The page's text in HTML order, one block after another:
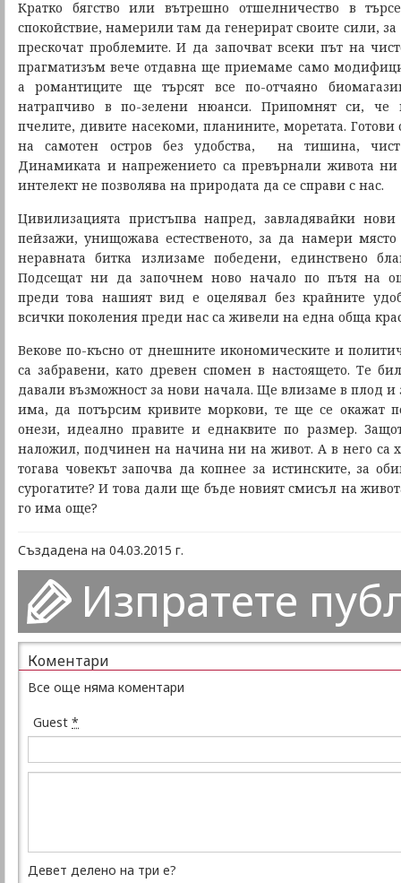
Кратко бягство или вътрешно отшелничество в
спокойствие, намерили там да генерират своите сили,
прескочат проблемите. И да започват всеки път на
прагматизъм вече отдавна ще приемаме само
а романтиците ще търсят все по-отчаяно
натрапчиво в по-зелени нюанси. Припомнят си, че
пчелите, дивите насекоми, планините, моретата. Готови
на самотен остров без удобства, на тишина,
Динамиката и напрежението са превърнали живота
интелект не позволява на природата да се справи с нас.
Цивилизацията пристъпва напред, завладявайки
пейзажи, унищожава естественото, за да намери
неравната битка излизаме победени, единствено
Подсещат ни да започнем ново начало по пътя на
преди това нашият вид е оцелявал без крайните
всички поколения преди нас са живели на една обща
Векове по-късно от днешните икономическите и
са забравени, като древен спомен в настоящето. Те
давали възможност за нови начала. Ще влизаме в плод и
има, да потърсим кривите моркови, те ще се окажат
онези, идеално правите и еднаквите по размер.
наложил, подчинен на начина ни на живот. А в него са
тогава човекът започва да копнее за истинските, за
сурогатите? И това дали ще бъде новият смисъл на
го има още?
Създадена на 04.03.2015 г.
Изпратете
Коментари
Все още няма коментари
Guest *
Девет делено на три е?